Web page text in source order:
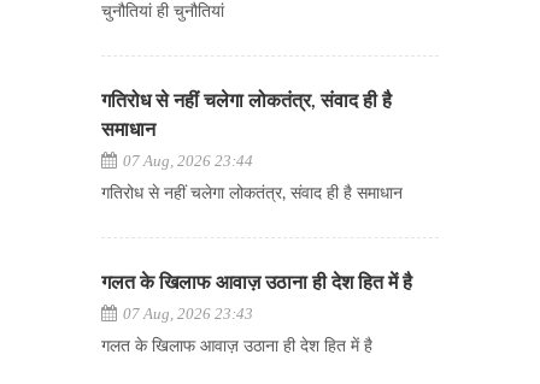
चुनौतियां ही चुनौतियां
गतिरोध से नहीं चलेगा लोकतंत्र, संवाद ही है
समाधान
07 Aug, 2026 23:44
गतिरोध से नहीं चलेगा लोकतंत्र, संवाद ही है समाधान
गलत के खिलाफ आवाज़ उठाना ही देश हित में है
07 Aug, 2026 23:43
गलत के खिलाफ आवाज़ उठाना ही देश हित में है